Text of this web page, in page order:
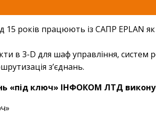
років працюють із САПР EPLAN
в 3-D для шаф управління, систем
з’єднань.
«під ключ» ІНФОКОМ ЛТД